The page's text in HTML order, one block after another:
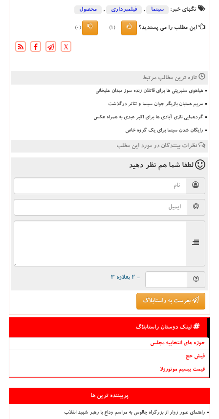
تگهای خبر: سینما , فیلمبرداری , محصول
این مطلب را می پسندید؟ (1)
(0)
X
تازه ترین مطالب مرتبط
هیاهوی سلبریتی ها برای قاتلان زنده سوز میدان علیخانی
مریم همتیان بازیگر جوان سینما و تئاتر درگذشت
گردهمایی نازی آبادی ها برای اکبر عبدی به همراه عکس
رایگان شدن سینما برای یک گروه خاص
نظرات بینندگان در مورد این مطلب
لطفا شما هم نظر دهید
= ۲ بعلاوه ۳
بفرست به راستابلاگ
لینک دوستان راستابلاگ
حوزه های انتخابیه مجلس
فیش حج
قیمت بیسیم موتورولا
پربیننده ترین ها
راهنمای عبور زوار از بزرگراه چالوس به مراسم وداع با رهبر شهید انقلاب